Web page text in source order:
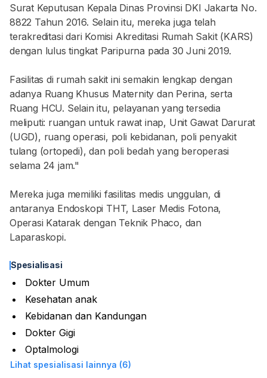
Surat Keputusan Kepala Dinas Provinsi DKI Jakarta No.
8822 Tahun 2016. Selain itu, mereka juga telah
terakreditasi dari Komisi Akreditasi Rumah Sakit (KARS)
dengan lulus tingkat Paripurna pada 30 Juni 2019.
Fasilitas di rumah sakit ini semakin lengkap dengan
adanya Ruang Khusus Maternity dan Perina, serta
Ruang HCU. Selain itu, pelayanan yang tersedia
meliputi: ruangan untuk rawat inap, Unit Gawat Darurat
(UGD), ruang operasi, poli kebidanan, poli penyakit
tulang (ortopedi), dan poli bedah yang beroperasi
selama 24 jam."
Mereka juga memiliki fasilitas medis unggulan, di
antaranya Endoskopi THT, Laser Medis Fotona,
Operasi Katarak dengan Teknik Phaco, dan
Laparaskopi.
Spesialisasi
Dokter Umum
Kesehatan anak
Kebidanan dan Kandungan
Dokter Gigi
Optalmologi
Lihat spesialisasi lainnya (6)